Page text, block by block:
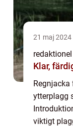
21 maj 2024
redaktionel
Klar,
ytterplagg
viktigt